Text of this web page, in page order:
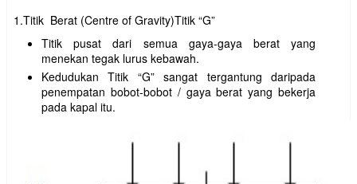
1.Titik Berat (Centre of Gravity)Titik “G”
Titik pusat dari semua gaya-gaya berat yang
menekan tegak lurus kebawah.
Kedudukan Titik “G” sangat tergantung daripada
penempatan bobot-bobot / gaya berat yang bekerja
pada kapal itu.